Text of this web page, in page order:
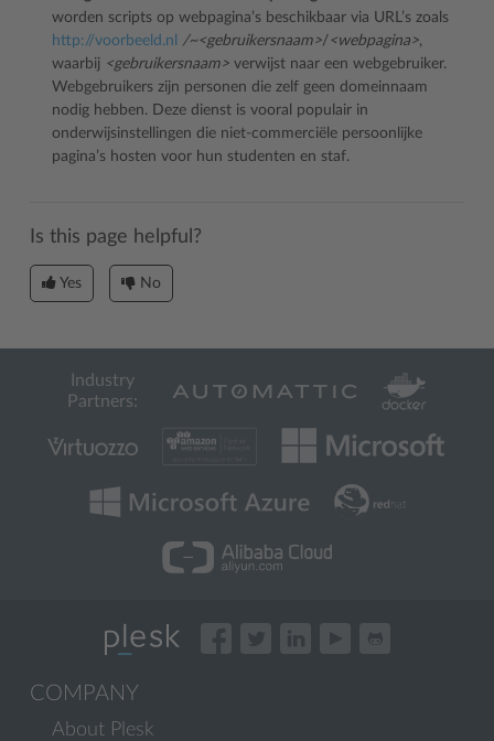
worden scripts op webpagina’s beschikbaar via URL’s zoals
http://voorbeeld.nl
/~<gebruikersnaam>/ <webpagina>,
waarbij <gebruikersnaam> verwijst naar een webgebruiker.
Webgebruikers zijn personen die zelf geen domeinnaam
nodig hebben. Deze dienst is vooral populair in
onderwijsinstellingen die niet-commerciële persoonlijke
pagina’s hosten voor hun studenten en staf.
Is this page helpful?
Yes No
Industry
Partners:
COMPANY
About Plesk